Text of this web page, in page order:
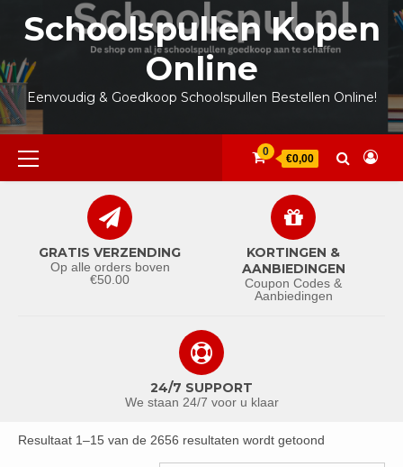
inhoud
Schoolspullen Kopen
Online
Eenvoudig & Goedkoop Schoolspullen Bestellen Online!
Primair
menu
0
€0,00
GRATIS VERZENDING
Op alle orders boven
€50.00
KORTINGEN &
AANBIEDINGEN
Coupon Codes &
Aanbiedingen
24/7 SUPPORT
We staan 24/7 voor u klaar
Resultaat 1–15 van de 2656 resultaten wordt getoond